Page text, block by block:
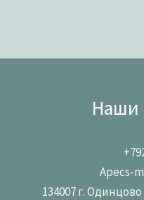
Наши
Apecs-
134007 г.